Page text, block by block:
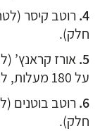
רוטב קיסר
חלק).
אורז קראנץ’
על 180 מעלות, לחצי שעה).
רוטב בוטנים
חלק).